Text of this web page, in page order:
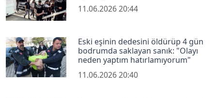
11.06.2026 20:44
Eski eşinin dedesini öldürüp 4 gün
bodrumda saklayan sanık: "Olayı
neden yaptım hatırlamıyorum"
11.06.2026 20:40